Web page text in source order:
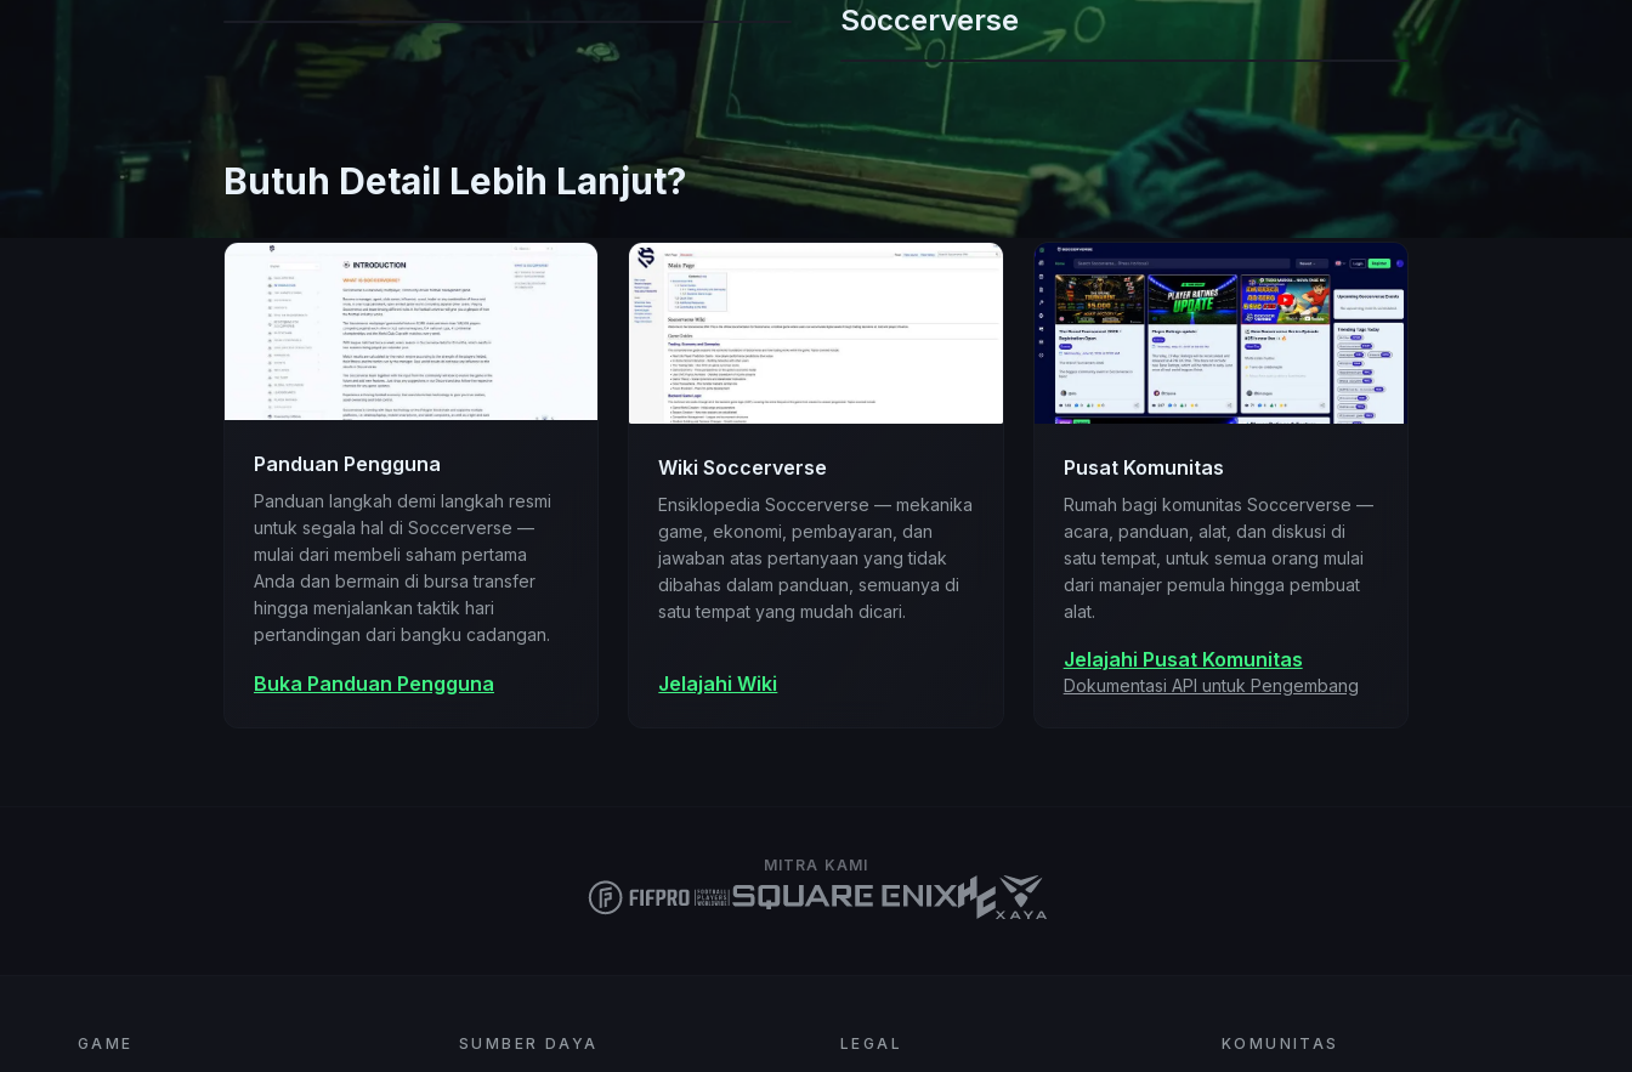
Soccerverse
Butuh Detail Lebih Lanjut?
Panduan Pengguna
Panduan langkah demi langkah resmi
untuk segala hal di Soccerverse —
mulai dari membeli saham pertama
Anda dan bermain di bursa transfer
hingga menjalankan taktik hari
pertandingan dari bangku cadangan.
Buka Panduan Pengguna
Wiki Soccerverse
Ensiklopedia Soccerverse — mekanika
game, ekonomi, pembayaran, dan
jawaban atas pertanyaan yang tidak
dibahas dalam panduan, semuanya di
satu tempat yang mudah dicari.
Jelajahi Wiki
Pusat Komunitas
Rumah bagi komunitas Soccerverse —
acara, panduan, alat, dan diskusi di
satu tempat, untuk semua orang mulai
dari manajer pemula hingga pembuat
alat.
Jelajahi Pusat Komunitas
Dokumentasi API untuk Pengembang
MITRA KAMI
GAME SUMBER DAYA LEGAL KOMUNITAS